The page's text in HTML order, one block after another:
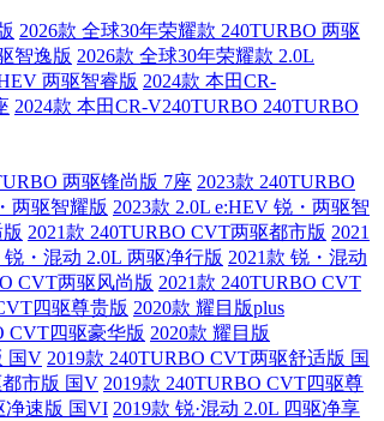
2026款 全球30年荣耀款 240TURBO 两驱
智逸版 2026款 全球30年荣耀款 2.0L
两驱智睿版 2024款 本田CR-
2024款 本田CR-V240TURBO 240TURBO
两驱锋尚版 7座 2023款 240TURBO
两驱智耀版 2023款 2.0L e:HEV 锐・两驱智
2021款 240TURBO CVT两驱都市版 2021
锐・混动 2.0L 两驱净行版 2021款 锐・混动
CVT两驱风尚版 2021款 240TURBO CVT
四驱尊贵版 2020款 耀目版plus
CVT四驱豪华版 2020款 耀目版
国V 2019款 240TURBO CVT两驱舒适版 国
都市版 国V 2019款 240TURBO CVT四驱尊
净速版 国VI 2019款 锐·混动 2.0L 四驱净享